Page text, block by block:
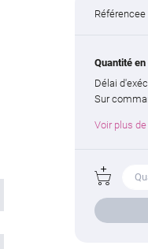
Référencee
Quantité
Délai
Sur
Voir plus